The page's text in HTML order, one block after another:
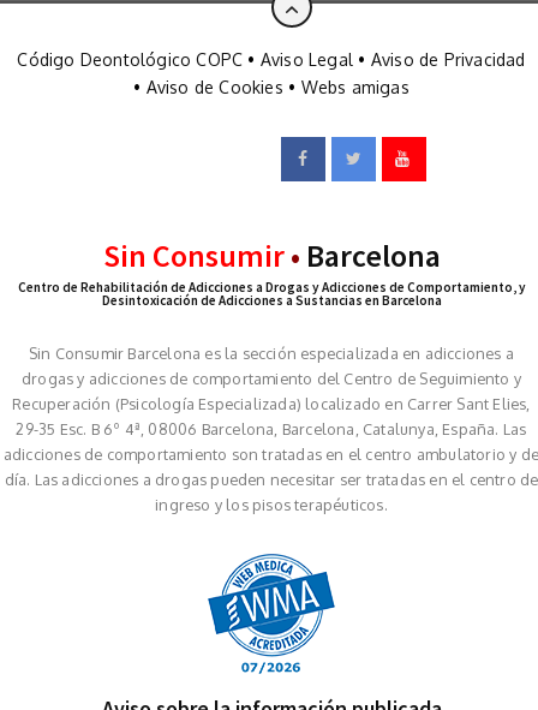
Código Deontológico COPC • Aviso Legal • Aviso de Privacidad
• Aviso de Cookies • Webs amigas
Sin Consumir• Barcelona
Centro de Rehabilitación de Adicciones a Drogas y Adicciones de Comportamiento, y
Desintoxicación de Adicciones a Sustancias en Barcelona
Sin Consumir Barcelona es la sección especializada en adicciones a
drogas y adicciones de comportamiento del Centro de Seguimiento y
Recuperación (Psicología Especializada) localizado en Carrer Sant Elies,
29-35 Esc. B 6º 4ª, 08006 Barcelona, Barcelona, Catalunya, España. Las
adicciones de comportamiento son tratadas en el centro ambulatorio y
día. Las adicciones a drogas pueden necesitar ser tratadas en el centro de
ingreso y los pisos terapéuticos.